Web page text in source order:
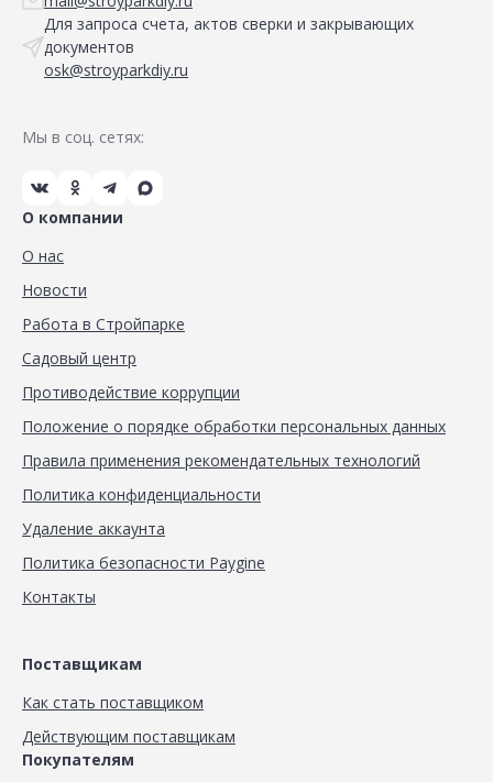
Для запроса счета, актов сверки и закрывающих
документов
osk@stroyparkdiy.ru
Мы в соц. сетях:
О компании
О нас
Новости
Работа в Стройпарке
Садовый центр
Противодействие коррупции
Положение о порядке обработки персональных данных
Правила применения рекомендательных технологий
Политика конфиденциальности
Удаление аккаунта
Политика безопасности Paygine
Контакты
Поставщикам
Как стать поставщиком
Действующим поставщикам
Покупателям